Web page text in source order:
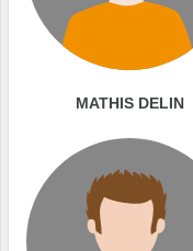
MATHIS DELIN